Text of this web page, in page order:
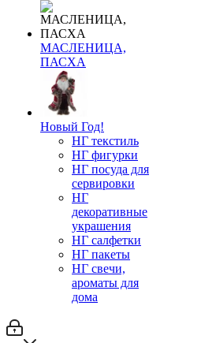
МАСЛЕНИЦА,
ПАСХА
Новый Год!
НГ текстиль
НГ фигурки
НГ посуда для
сервировки
НГ
декоративные
украшения
НГ салфетки
НГ пакеты
НГ свечи,
ароматы для
дома